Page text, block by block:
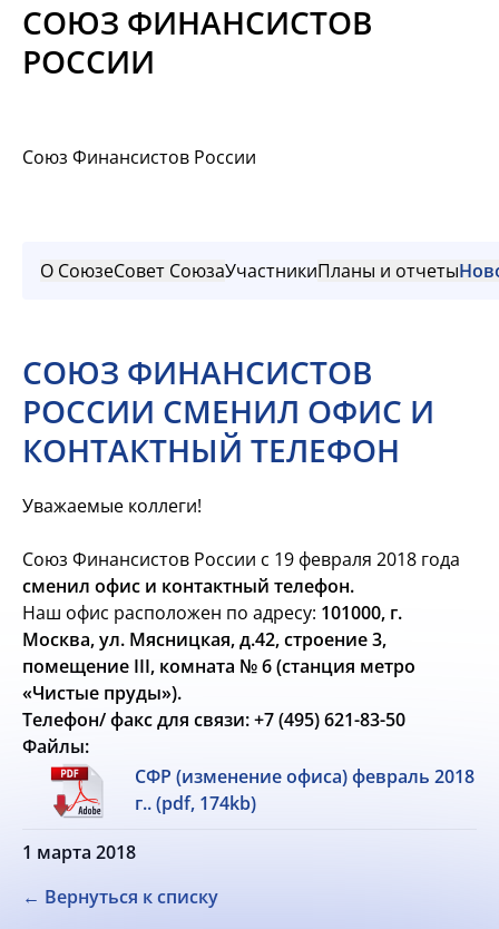
Материалы
СОЮЗ ФИНАНСИСТОВ
РОССИИ
Союз Финансистов России
О СоюзеСовет СоюзаУчастникиПланы и отчеты
СОЮЗ ФИНАНСИСТОВ
РОССИИ СМЕНИЛ ОФИС И
КОНТАКТНЫЙ ТЕЛЕФОН
Уважаемые коллеги!
Союз Финансистов России с 19 февраля 2018 года
сменил офис и контактный телефон.
Наш офис расположен по адресу: 101000, г.
Москва, ул. Мясницкая, д.42, строение 3,
помещение III, комната № 6 (станция метро
«Чистые пруды»).
Телефон/ факс для связи:+7 (495) 621-83-50
Файлы:
СФР (изменение офиса) февраль 2018
г.. (pdf, 174kb)
1 марта 2018
← Вернуться к списку